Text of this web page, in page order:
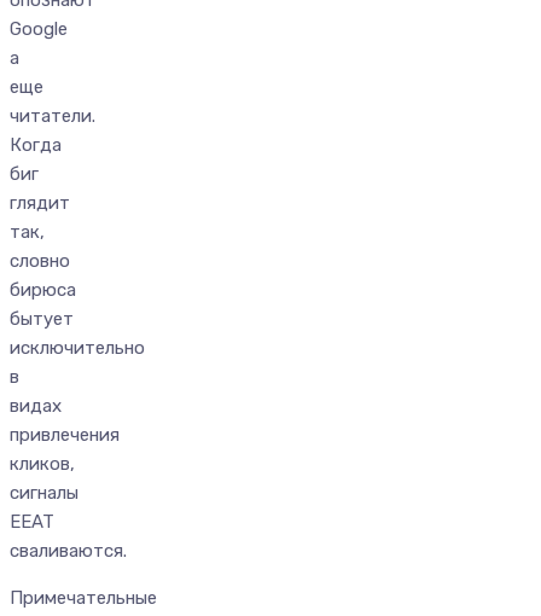
Google
а
еще
читатели.
Когда
биг
глядит
так,
словно
бирюса
бытует
исключительно
в
видах
привлечения
кликов,
сигналы
EEAT
сваливаются.
Примечательные